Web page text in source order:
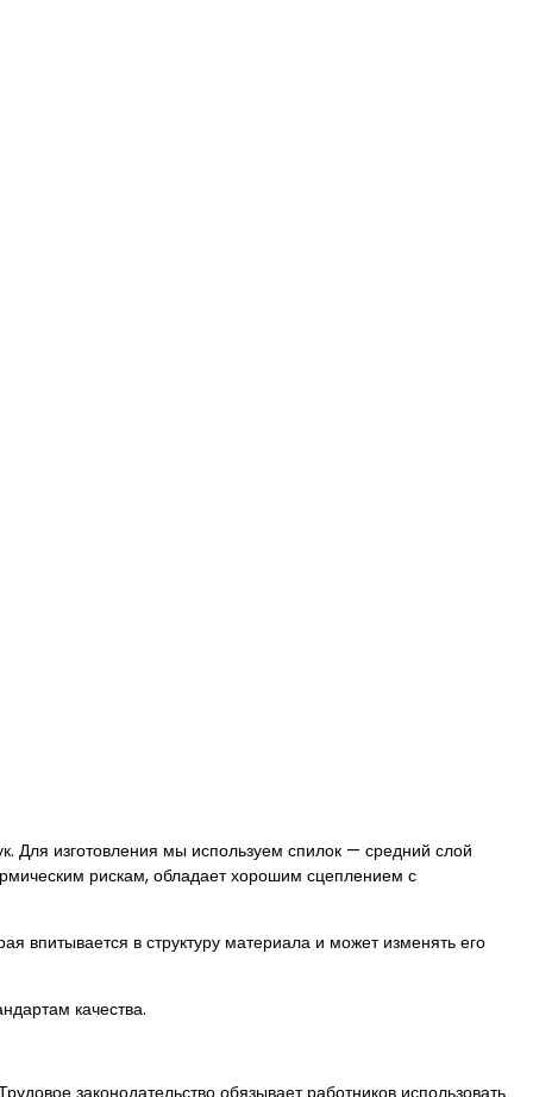
Для изготовления мы используем спилок — средний слой
рискам, обладает хорошим сцеплением с
впитывается в структуру материала и может изменять его
качества.